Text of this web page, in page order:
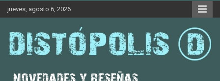
jueves, agosto 6, 2026
Distópolis